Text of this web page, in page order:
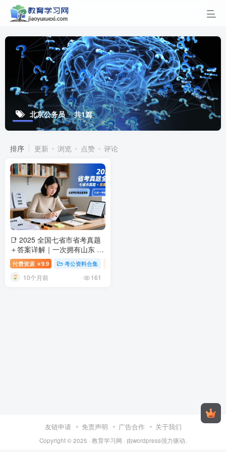
北京公务员 共1篇
排序 更新 浏览 点赞 评论
📑 2025 全国七省市省考真题
＋答案详解｜一次拥有山东 ·
浙江 ·四川 ·上海 ·北京 ·天津 ·
江苏真题全套 2025 全国省考
真题全收录：七省市（山东 ·
付费资源 ￥9.9 考公资料合集
10个月前 161
友链申请 免责声明 广告合作 关于我们
Copyright © 2025 · 教育学习网 · 由wordpress强力驱动.